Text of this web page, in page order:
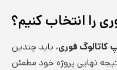
را انتخاب کنیم؟
کاتالوگ فوری، باید چندین
نهایی پروژه خود مطمئن